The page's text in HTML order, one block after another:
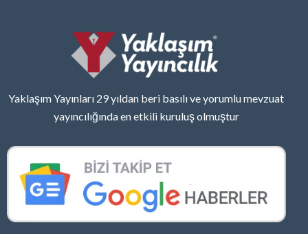
Yaklaşım Yayınları 29 yıldan beri basılı ve yorumlu mevzuat
yayıncılığında en etkili kuruluş olmuştur